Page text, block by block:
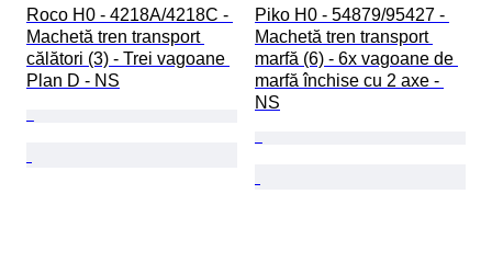
Roco H0 - 4218A/4218C -
Machetă tren transport
călători (3) - Trei vagoane
Plan D - NS
Piko H0 - 54879/95427 -
Machetă tren transport
marfă (6) - 6x vagoane de
marfă închise cu 2 axe -
NS